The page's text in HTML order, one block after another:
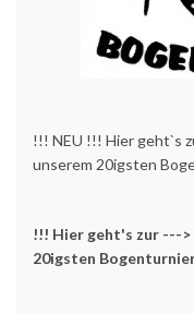
!!! NEU !!! Hier geht`s
unserem 20igsten
!!! Hier geht's zur --->
20igsten